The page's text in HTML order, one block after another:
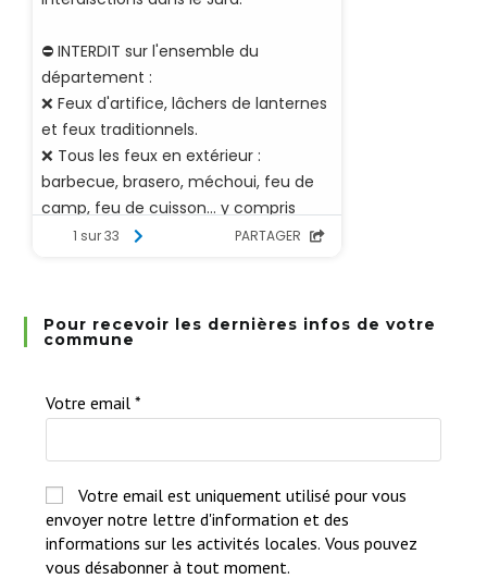
Pour recevoir les dernières infos de votre
commune
Votre email*
Votre email est uniquement utilisé pour vous
envoyer notre lettre d'information et des
informations sur les activités locales. Vous pouvez
vous désabonner à tout moment.